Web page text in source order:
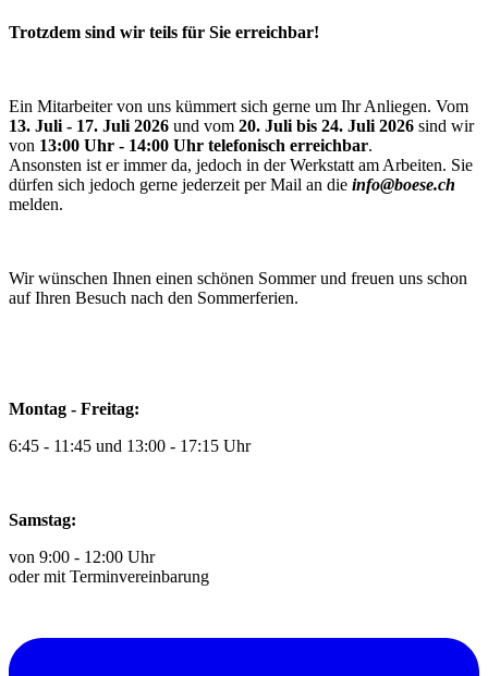
Trotzdem sind wir teils für Sie erreichbar!
Ein Mitarbeiter von uns kümmert sich gerne um Ihr Anliegen. Vom
13. Juli - 17. Juli 2026 und vom 20. Juli bis 24. Juli 2026 sind wir
von 13:00 Uhr - 14:00 Uhr telefonisch erreichbar.
Ansonsten ist er immer da, jedoch in der Werkstatt am Arbeiten. Sie
dürfen sich jedoch gerne jederzeit per Mail an die info@boese.ch
melden.
Wir wünschen Ihnen einen schönen Sommer und freuen uns schon
auf Ihren Besuch nach den Sommerferien.
Montag - Freitag:
6:45 - 11:45 und 13:00 - 17:15 Uhr
Samstag:
von 9:00 - 12:00 Uhr
oder mit Terminvereinbarung